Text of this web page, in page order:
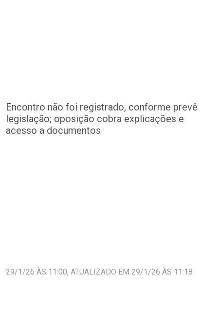
Encontro não foi registrado, conforme prevê
legislação; oposição cobra explicações e
acesso a documentos
29/1/26 ÀS 11:00, ATUALIZADO EM 29/1/26 ÀS 11:18